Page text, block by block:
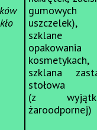
uszczelek),
szklane
kosmetykach,
szklana
stołowa
(z
żaroodpornej)